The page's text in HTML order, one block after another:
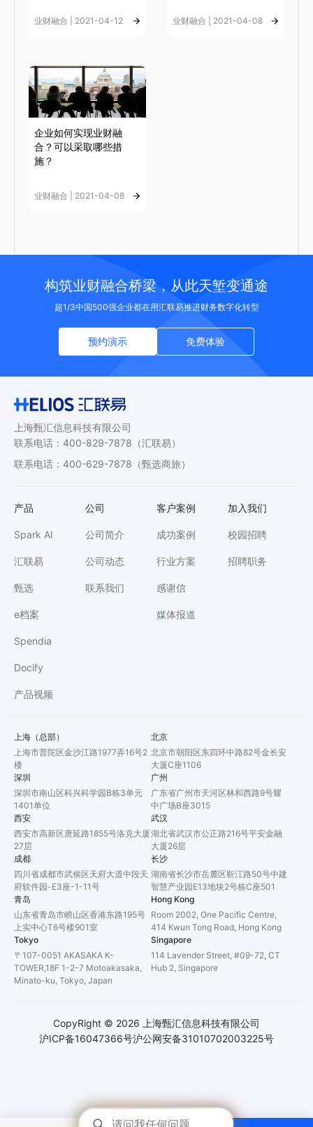
业财融合 | 2021-04-12 业财融合 | 2021-04-08
企业如何实现业财融
合？可以采取哪些措
施？
业财融合 | 2021-04-08
构筑业财融合桥梁，从此天堑变通途
超1/3中国500强企业都在用汇联易推进财务数字化转型
预约演示 免费体验
上海甄汇信息科技有限公司
联系电话 ： 400-829-7878 （汇联易）
联系电话 ： 400-629-7878 （甄选商旅）
产品
Spark AI
汇联易
甄选
e档案
Spendia
Docify
产品视频
公司
公司简介
公司动态
联系我们
客户案例
成功案例
行业方案
感谢信
媒体报道
加入我们
校园招聘
招聘职务
上海（总部）
上海市普陀区金沙江路1977弄16号2
楼
北京
北京市朝阳区东四环中路82号金长安
大厦C座1106
深圳
深圳市南山区科兴科学园B栋3单元
1401单位
广州
广东省广州市天河区林和西路9号耀
中广场B座3015
西安
西安市高新区唐延路1855号洛克大厦
27层
武汉
湖北省武汉市公正路216号平安金融
大厦26层
成都
四川省成都市武侯区天府大道中段天
府软件园-E3座-1-11号
长沙
湖南省长沙市岳麓区靳江路50号中建
智慧产业园E13地块2号栋C座501
青岛
山东省青岛市崂山区香港东路195号
上实中心T6号楼901室
Hong Kong
Room 2002, One Pacific Centre,
414 Kwun Tong Road, Hong Kong
Tokyo
〒107-0051 AKASAKA K-
TOWER,18F 1-2-7 Motoakasaka,
Minato-ku, Tokyo, Japan
Singapore
114 Lavender Street, #09-72, CT
Hub 2, Singapore
沪ICP备16047366号沪公网安备31010702003225号
CopyRight © 2026 上海甄汇信息科技有限公司